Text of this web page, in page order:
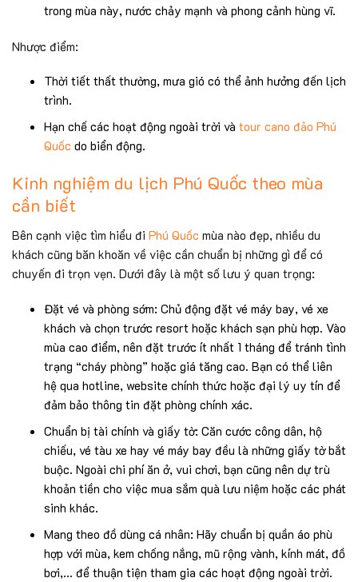
trong mùa này, nước chảy mạnh và phong cảnh hùng vĩ.
Nhược điểm:
Thời tiết thất thường, mưa gió có thể ảnh hưởng đến lịch
trình.
Hạn chế các hoạt động ngoài trời và tour cano đảo Phú
Quốc do biển động.
Kinh nghiệm du lịch Phú Quốc theo mùa
cần biết
Bên cạnh việc tìm hiểu đi Phú Quốc mùa nào đẹp, nhiều du
khách cũng băn khoăn về việc cần chuẩn bị những gì để có
chuyến đi trọn vẹn. Dưới đây là một số lưu ý quan trọng:
Đặt vé và phòng sớm: Chủ động đặt vé máy bay, vé xe
khách và chọn trước resort hoặc khách sạn phù hợp. Vào
mùa cao điểm, nên đặt trước ít nhất 1 tháng để tránh tình
trạng “cháy phòng” hoặc giá tăng cao. Bạn có thể liên
hệ qua hotline, website chính thức hoặc đại lý uy tín để
đảm bảo thông tin đặt phòng chính xác.
Chuẩn bị tài chính và giấy tờ: Căn cước công dân, hộ
chiếu, vé tàu xe hay vé máy bay đều là những giấy tờ bắt
buộc. Ngoài chi phí ăn ở, vui chơi, bạn cũng nên dự trù
khoản tiền cho việc mua sắm quà lưu niệm hoặc các phát
sinh khác.
Mang theo đồ dùng cá nhân: Hãy chuẩn bị quần áo phù
hợp với mùa, kem chống nắng, mũ rộng vành, kính mát, đồ
bơi,… để thuận tiện tham gia các hoạt động ngoài trời.